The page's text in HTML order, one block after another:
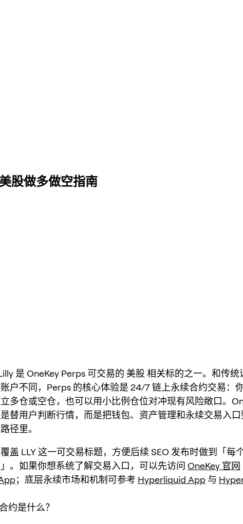
股做多做空指南
是 OneKey Perps 可交易的 美股 相关标的之一。和传
户不同，Perps 的核心体验是 24/7 链上永续合约交易：
多仓或空仓，也可以用小比例仓位对冲现有风险敞口。
替用户判断行情，而是把钱包、资产管理和永续交易入
径里。
盖 LLY 这一可交易标题，方便后续 SEO 发布时做到「每
。如果你想系统了解交易入口，可以先访问 OneKey 官网
；底层永续市场和机制可参考 Hyperliquid App 与
约是什么？